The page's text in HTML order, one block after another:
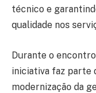
técnico e
qualidade nos
Durante o
iniciativa faz parte
modernização da